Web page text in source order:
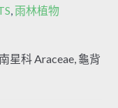
, 雨林植物
星科 Araceae, 龜背